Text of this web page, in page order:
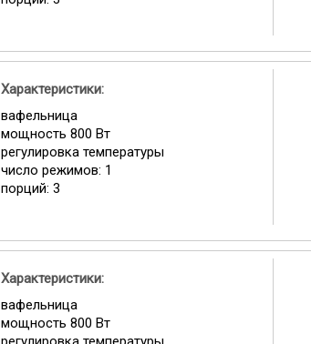
Характеристики:
вафельница
мощность 800 Вт
регулировка температуры
число режимов: 1
порций: 3
Характеристики:
вафельница
мощность 800 Вт